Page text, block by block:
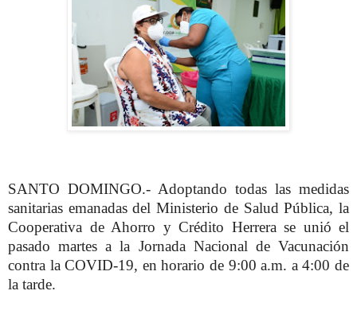
SANTO DOMINGO.- Adoptando todas las medidas
sanitarias emanadas del Ministerio de Salud Pública, la
Cooperativa de Ahorro y Crédito Herrera se unió el
pasado martes a la Jornada Nacional de Vacunación
contra la COVID-19, en horario de 9:00 a.m. a 4:00 de
la tarde.